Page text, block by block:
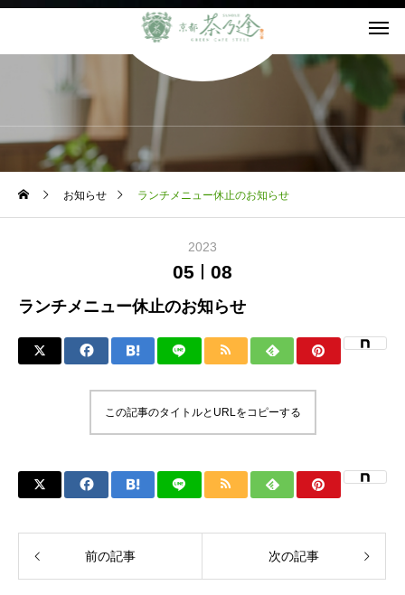
お知らせ ランチメニュー休止のお知らせ
2023
05 08
ランチメニュー休止のお知らせ
この記事のタイトルとURLをコピーする
前の記事 次の記事